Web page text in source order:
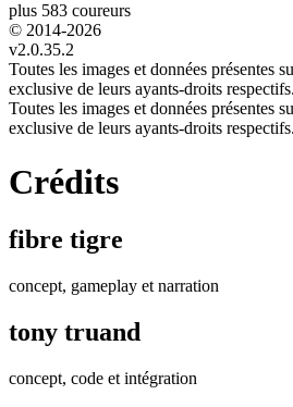
plus 583 coureurs
© 2014-2026
v2.0.35.2
Toutes les images et données présentes
exclusive de leurs ayants-droits respectifs.
Toutes les images et données présentes
exclusive de leurs ayants-droits respectifs.
Crédits
fibre tigre
concept, gameplay et narration
tony truand
concept, code et intégration